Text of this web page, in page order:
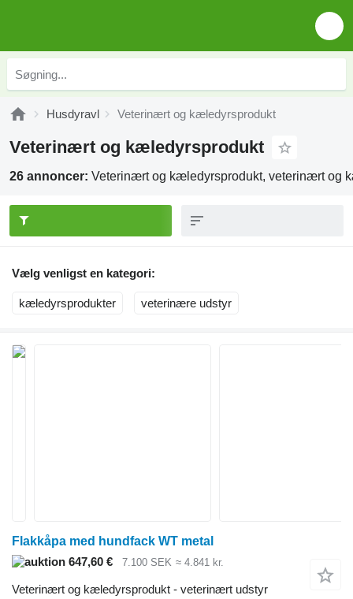
Husdyravl Veterinært og kæledyrsprodukt
Veterinært og kæledyrsprodukt
26 annoncer: Veterinært og kæledyrsprodukt, veterinært og
Vælg venligst en kategori:
kæledyrsprodukter veterinære udstyr
Flakkåpa med hundfack WT metal
647,60 €
7.100 SEK ≈ 4.841 kr.
Veterinært og kæledyrsprodukt - veterinært udstyr